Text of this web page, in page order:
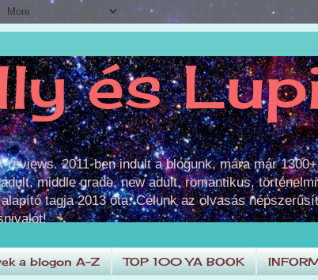
és
reviews. 2011-ben indult a blogunk, mára már
middle grade, new adult, romantikus,
tagja 2013 óta. Célunk az olvasás
a blogon A-Z TOP 100 YA BOOK